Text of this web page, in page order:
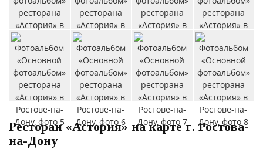
Ресторан «Астория» на карте г. Ростова-
на-Дону